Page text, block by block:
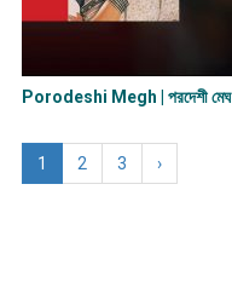
Porodeshi Megh | পরদেশী মেঘ
1 2 3 ›